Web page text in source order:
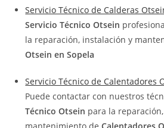
Servicio Técnico de Calderas
Servicio Técnico Otsein
la reparación, instalación y
Otsein en Sopela
Servicio Técnico de Calentadores
Puede contactar con nuestros
Técnico Otsein para la